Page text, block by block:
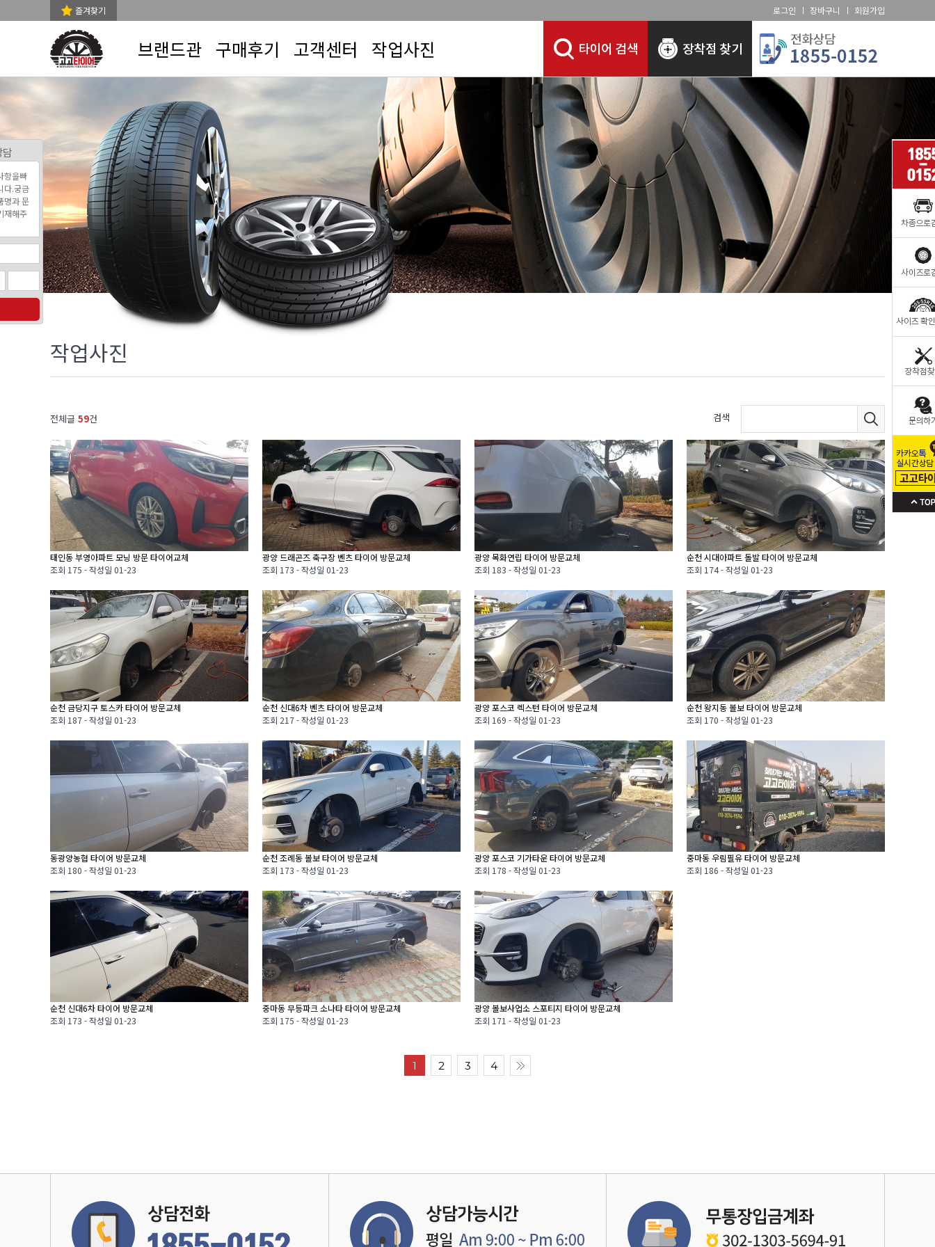
즐겨찾기 로그인 장바구니 회원가입
브랜드관 구매후기 고객센터 작업사진
작업사진
전체글 59건 검색
태인동 부영아파트 모닝 방문 타이어교체
조회 175 -작성일 01-23
광양 드래곤즈 축구장 벤츠 타이어 방문교체
조회 173 -작성일 01-23
광양 목화연립 타이어 방문교체
조회 183 -작성일 01-23
순천 시대아파트 돌발 타이어 방문교체
조회 174 -작성일 01-23
순천 금당지구 토스카 타이어 방문교체
조회 187 -작성일 01-23
순천 신대6차 벤츠 타이어 방문교체
조회 217 -작성일 01-23
광양 포스코 렉스턴 타이어 방문교체
조회 169 -작성일 01-23
순천 왕지동 볼보 타이어 방문교체
조회 170 -작성일 01-23
동광양농협 타이어 방문교체
조회 180 -작성일 01-23
순천 조례동 볼보 타이어 방문교체
조회 173 -작성일 01-23
광양 포스코 기가타운 타이어 방문교체
조회 178 -작성일 01-23
중마동 우림필유 타이어 방문교체
조회 186 -작성일 01-23
순천 신대6차 타이어 방문교체
조회 173 -작성일 01-23
중마동 무등파크 소나타 타이어 방문교체
조회 175 -작성일 01-23
광양 볼보사업소 스포티지 타이어 방문교체
조회 171 -작성일 01-23
1 2 3 4